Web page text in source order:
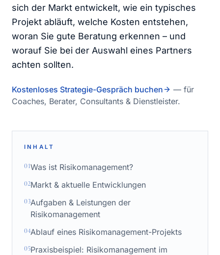
sich der Markt entwickelt, wie ein typisches
Projekt abläuft, welche Kosten entstehen,
woran Sie gute Beratung erkennen – und
worauf Sie bei der Auswahl eines Partners
achten sollten.
Kostenloses Strategie-Gespräch buchen
— für
Coaches, Berater, Consultants & Dienstleister.
INHALT
01Was ist Risikomanagement?
02Markt & aktuelle Entwicklungen
03Aufgaben & Leistungen der
Risikomanagement
04Ablauf eines Risikomanagement-Projekts
05Praxisbeispiel: Risikomanagement im